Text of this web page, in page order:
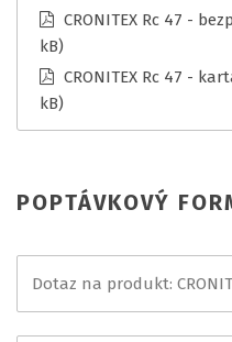
CRONITEX Rc 47 -
kB)
CRONITEX Rc 47 -
kB)
POPTÁVKOVÝ